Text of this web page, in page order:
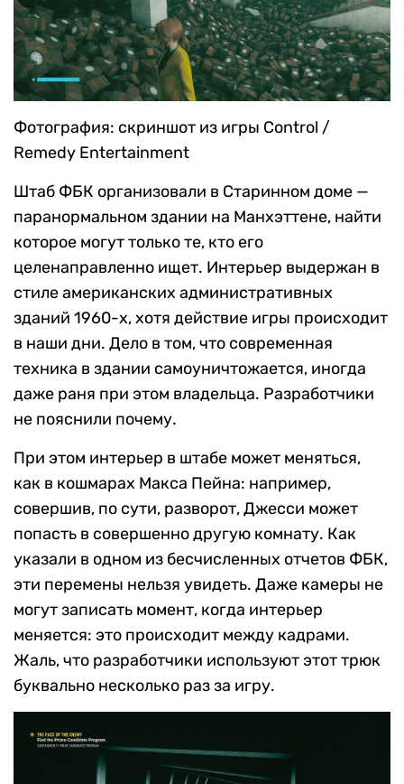
Фотография: скриншот из игры Control /
Remedy Entertainment
Штаб ФБК организовали в Старинном доме —
паранормальном здании на Манхэттене, найти
которое могут только те, кто его
целенаправленно ищет. Интерьер выдержан в
стиле американских административных
зданий 1960-х, хотя действие игры происходит
в наши дни. Дело в том, что современная
техника в здании самоуничтожается, иногда
даже раня при этом владельца. Разработчики
не пояснили почему.
При этом интерьер в штабе может меняться,
как в кошмарах Макса Пейна: например,
совершив, по сути, разворот, Джесси может
попасть в совершенно другую комнату. Как
указали в одном из бесчисленных отчетов ФБК,
эти перемены нельзя увидеть. Даже камеры не
могут записать момент, когда интерьер
меняется: это происходит между кадрами.
Жаль, что разработчики используют этот трюк
буквально несколько раз за игру.